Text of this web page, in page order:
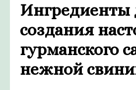
Ингредиенты
создания
гурманского
нежной